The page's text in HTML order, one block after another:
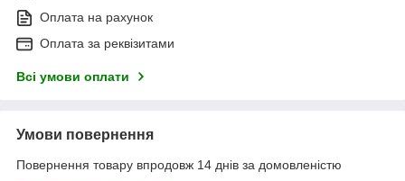
Оплата на рахунок
Оплата за реквізитами
Всі умови оплати
Умови повернення
Повернення товару впродовж 14 днів за домовленістю